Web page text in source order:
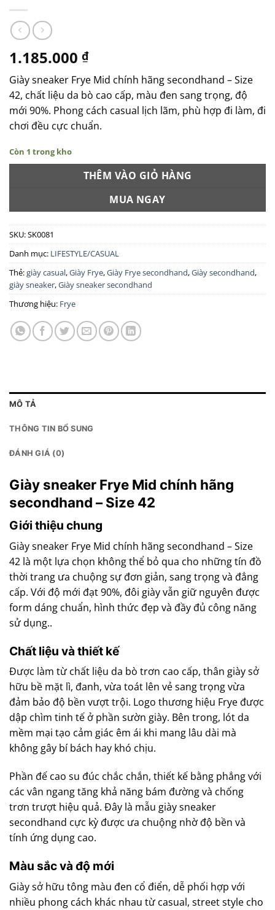
1.185.000 ₫
Giày sneaker Frye Mid chính hãng secondhand – Size
42, chất liệu da bò cao cấp, màu đen sang trọng, độ
mới 90%. Phong cách casual lịch lãm, phù hợp đi làm, đi
chơi đều cực chuẩn.
Còn 1 trong kho
THÊM VÀO GIỎ HÀNG
MUA NGAY
SKU:SK0081
Danh mục: LIFESTYLE/CASUAL
Thẻ:giày casual,Giày Frye,Giày Frye secondhand,Giày secondhand,
giày sneaker,Giày sneaker secondhand
Thương hiệu: Frye
MÔ TẢ
THÔNG TIN BỔ SUNG
ĐÁNH GIÁ (0)
Giày sneaker Frye Mid chính hãng
secondhand – Size 42
Giới thiệu chung
Giày sneaker Frye Mid chính hãng secondhand – Size
42 là một lựa chọn không thể bỏ qua cho những tín đồ
thời trang ưa chuộng sự đơn giản, sang trọng và đẳng
cấp. Với độ mới đạt 90%, đôi giày vẫn giữ nguyên được
form dáng chuẩn, hình thức đẹp và đầy đủ công năng
sử dụng..
Chất liệu và thiết kế
Được làm từ chất liệu da bò trơn cao cấp, thân giày sở
hữu bề mặt lì, đanh, vừa toát lên vẻ sang trọng vừa
đảm bảo độ bền vượt trội. Logo thương hiệu Frye được
dập chìm tinh tế ở phần sườn giày. Bên trong, lót da
mềm mại tạo cảm giác êm ái khi mang lâu dài mà
không gây bí bách hay khó chịu.
Phần đế cao su đúc chắc chắn, thiết kế bằng phẳng với
các vân ngang tăng khả năng bám đường và chống
trơn trượt hiệu quả. Đây là mẫu giày sneaker
secondhand cực kỳ được ưa chuộng nhờ độ bền và
tính ứng dụng cao.
Màu sắc và độ mới
Giày sở hữu tông màu đen cổ điển, dễ phối hợp với
nhiều phong cách khác nhau từ casual, street style cho